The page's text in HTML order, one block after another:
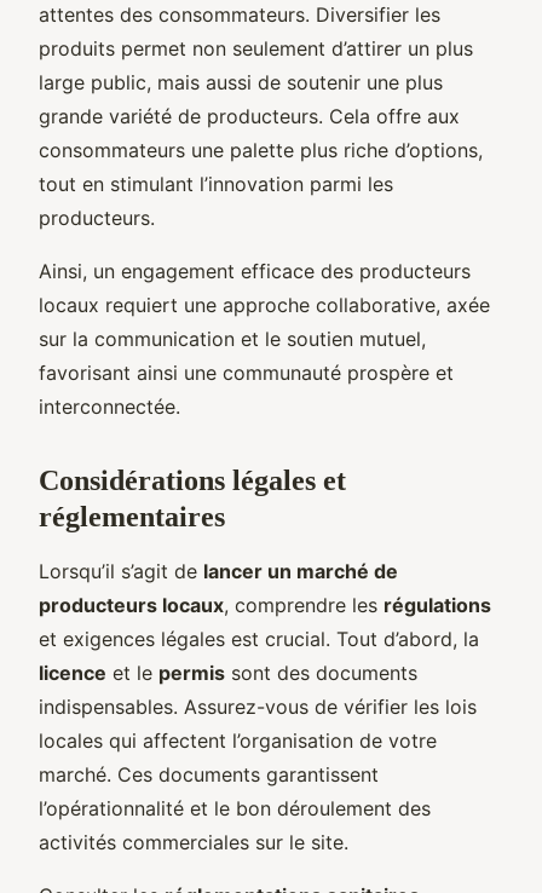
attentes des consommateurs. Diversifier les
produits permet non seulement d’attirer un plus
large public, mais aussi de soutenir une plus
grande variété de producteurs. Cela offre aux
consommateurs une palette plus riche d’options,
tout en stimulant l’innovation parmi les
producteurs.
Ainsi, un engagement efficace des producteurs
locaux requiert une approche collaborative, axée
sur la communication et le soutien mutuel,
favorisant ainsi une communauté prospère et
interconnectée.
Considérations légales et
réglementaires
Lorsqu’il s’agit de lancer un marché de
producteurs locaux, comprendre les régulations
et exigences légales est crucial. Tout d’abord, la
licence et le permis sont des documents
indispensables. Assurez-vous de vérifier les lois
locales qui affectent l’organisation de votre
marché. Ces documents garantissent
l’opérationnalité et le bon déroulement des
activités commerciales sur le site.